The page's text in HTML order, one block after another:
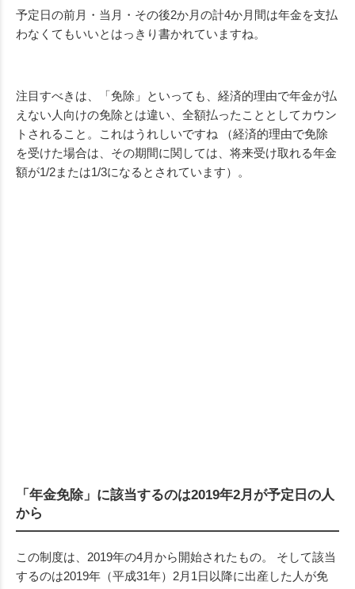
予定日の前月・当月・その後2か月の計4か月間は年金を支払
わなくてもいいとはっきり書かれていますね。
注目すべきは、「免除」といっても、経済的理由で年金が払
えない人向けの免除とは違い、全額払ったこととしてカウン
トされること。これはうれしいですね （経済的理由で免除
を受けた場合は、その期間に関しては、将来受け取れる年金
額が1/2または1/3になるとされています）。
「年金免除」に該当するのは2019年2月が予定日の人
から
この制度は、2019年の4月から開始されたもの。 そして該当
するのは2019年（平成31年）2月1日以降に出産した人が免